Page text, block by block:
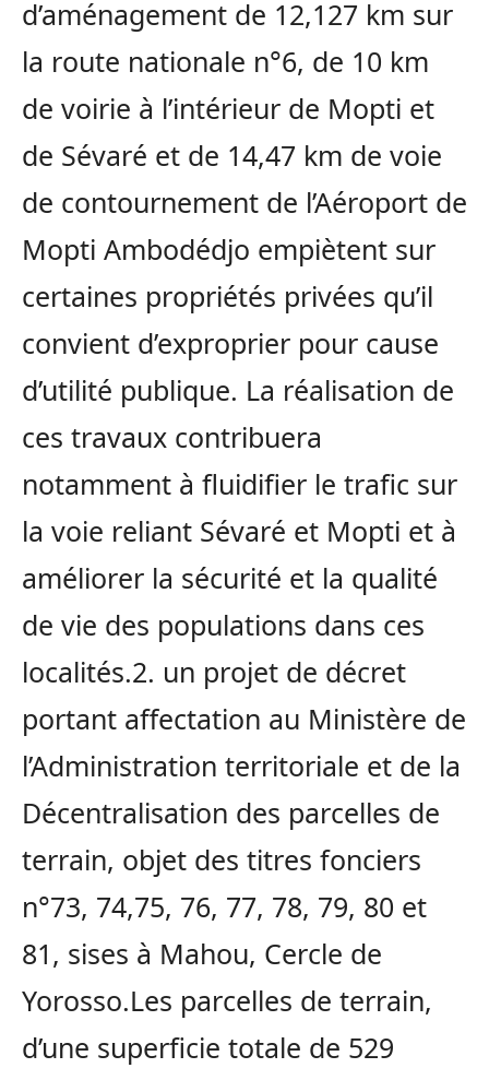
d’aménagement de 12,127 km sur
la route nationale n°6, de 10 km
de voirie à l’intérieur de Mopti et
de Sévaré et de 14,47 km de voie
de contournement de l’Aéroport de
Mopti Ambodédjo empiètent sur
certaines propriétés privées qu’il
convient d’exproprier pour cause
d’utilité publique. La réalisation de
ces travaux contribuera
notamment à fluidifier le trafic sur
la voie reliant Sévaré et Mopti et à
améliorer la sécurité et la qualité
de vie des populations dans ces
localités.2. un projet de décret
portant affectation au Ministère de
l’Administration territoriale et de la
Décentralisation des parcelles de
terrain, objet des titres fonciers
n°73, 74,75, 76, 77, 78, 79, 80 et
81, sises à Mahou, Cercle de
Yorosso.Les parcelles de terrain,
d’une superficie totale de 529